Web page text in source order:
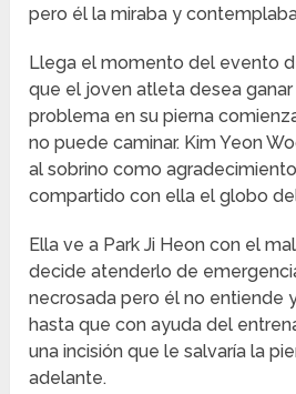
pero él la miraba y
Llega el momento del evento
que el joven atleta desea
problema en su pierna
no puede caminar. Kim Yeon
al sobrino como
compartido con ella el globo
Ella ve a Park Ji Heon con el
decide atenderlo de
necrosada pero él no entiende
hasta que con ayuda del
una incisión que le salvaría la
adelante.